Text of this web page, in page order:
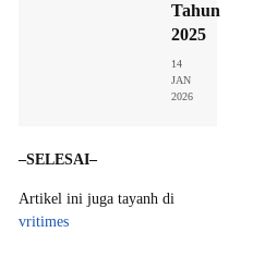
Tahun
2025
14
JAN
2026
–SELESAI–
Artikel ini juga tayanh di
vritimes